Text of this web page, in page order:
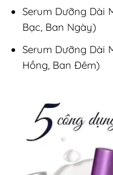
Serum Dưỡng Dài
Bạc, Ban Ngày)
Serum Dưỡng Dài
Hồng, Ban Đêm)